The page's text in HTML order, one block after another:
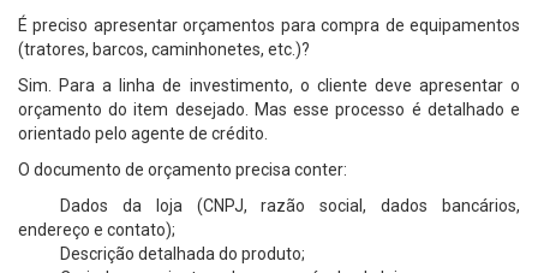
É preciso apresentar orçamentos para compra de equipamentos
(tratores, barcos, caminhonetes, etc.)?
Sim. Para a linha de investimento, o cliente deve apresentar o
orçamento do item desejado. Mas esse processo é detalhado e
orientado pelo agente de crédito.
O documento de orçamento precisa conter:
Dados da loja (CNPJ, razão social, dados bancários,
endereço e contato);
Descrição detalhada do produto;